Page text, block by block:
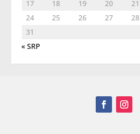
17
18 19 20 21
24
25 26 27 28
31
« SRP